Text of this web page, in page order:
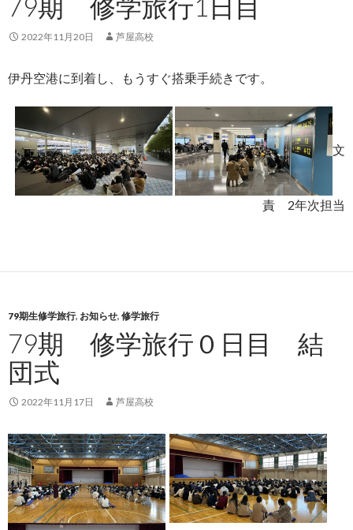
2022年11月20日 芦屋高校
伊丹空港に到着し、もうすぐ搭乗手続きです。
文
責 2年次担当
79期生修学旅行, お知らせ, 修学旅行
79期 修学旅行０日目 結
団式
2022年11月17日 芦屋高校